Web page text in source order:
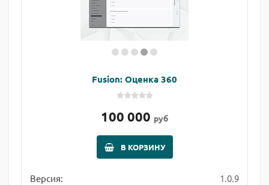
Fusion: Оценка 360
100 000 руб
В КОРЗИНУ
Версия: 1.0.9